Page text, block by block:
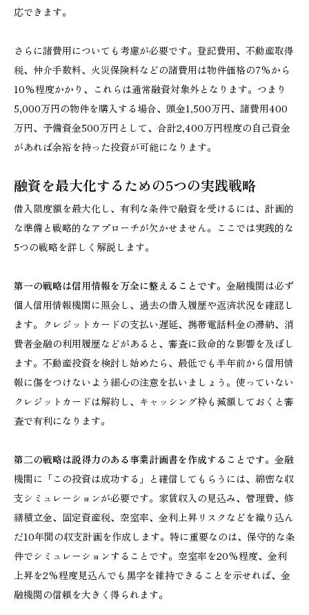
応できます。
さらに諸費用についても考慮が必要です。登記費用、不動産取得
税、仲介手数料、火災保険料などの諸費用は物件価格の7%から
10%程度かかり、これらは通常融資対象外となります。つまり
5,000万円の物件を購入する場合、頭金1,500万円、諸費用400
万円、予備資金500万円として、合計2,400万円程度の自己資金
があれば余裕を持った投資が可能になります。
融資を最大化するための5つの実践戦略
借入限度額を最大化し、有利な条件で融資を受けるには、計画的
な準備と戦略的なアプローチが欠かせません。ここでは実践的な
5つの戦略を詳しく解説します。
第一の戦略は信用情報を万全に整えることです。 金融機関は必ず
個人信用情報機関に照会し、過去の借入履歴や返済状況を確認し
ます。クレジットカードの支払い遅延、携帯電話料金の滞納、消
費者金融の利用履歴などがあると、審査に致命的な影響を及ぼし
ます。不動産投資を検討し始めたら、最低でも半年前から信用情
報に傷をつけないよう細心の注意を払いましょう。使っていない
クレジットカードは解約し、キャッシング枠も減額しておくと審
査で有利になります。
第二の戦略は説得力のある事業計画書を作成することです。 金融
機関に「この投資は成功する」と確信してもらうには、綿密な収
支シミュレーションが必要です。家賃収入の見込み、管理費、修
繕積立金、固定資産税、空室率、金利上昇リスクなどを織り込ん
だ10年間の収支計画を作成します。特に重要なのは、保守的な条
件でシミュレーションすることです。空室率を20%程度、金利
上昇を2%程度見込んでも黒字を維持できることを示せれば、金
融機関の信頼を大きく得られます。